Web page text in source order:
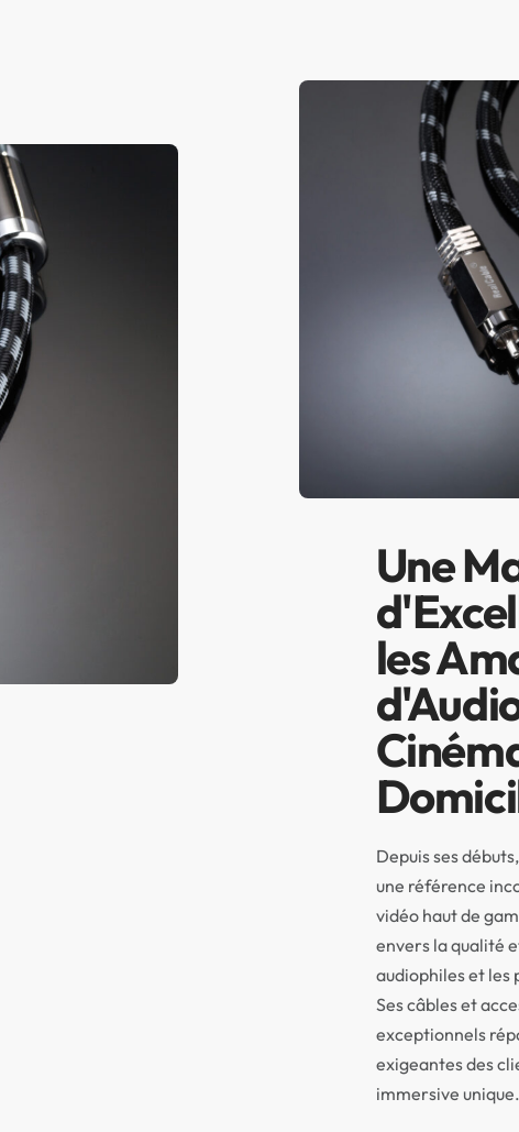
Une
les
Depuis ses
une référence
vidéo haut de
envers la qualité
audiophiles et les
Ses câbles et
exceptionnels
exigeantes des
immersive unique.